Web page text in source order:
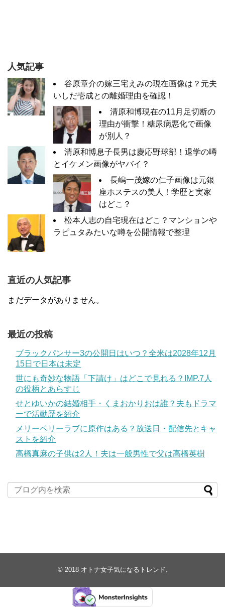
人気記事
谷原章介の嫁三宅えみの現在画像は？元夫
いしだ壱成との離婚理由を確認！
清原和博現在の11月足切断の
理由が衝撃！糖尿病悪化で画像
が別人？
清原和博息子長男は慶応野球部！退学の噂
とイケメン画像がヤバイ？
長嶋一茂嫁の仁子画像は元銀
座ホステスの美人！学歴と実家
はどこ？
松本人志の自宅現在はどこ？マンションや
ラピュタみたいな噂を公開情報で整理
直近の人気記事
まだデータがありません。
最近の投稿
ブラックパンサー3の公開日はいつ？全米は2028年12月
15日で日本は未定
世にも奇妙な物語「下請け」はどこで見れる？IMP.7人
の役柄とあらすじ
せとゆいかの結婚相手・くまおかりおは誰？夫もドラマ
ーで活動歴を紹介
メリーベリーラブに原作はある？放送日・配信先とキャ
ストを紹介
高橋真麻の子供は2人！夫は一般男性で父は高橋英樹
© 2018 オトナ女子気になるトレンド.